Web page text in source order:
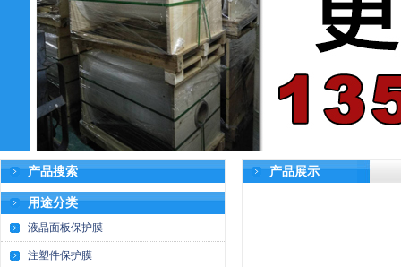
产品搜索
用途分类
液晶面板保护膜
注塑件保护膜
产品展示